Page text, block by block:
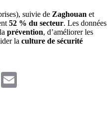
suivie de Zaghouan et
52 % du secteur. Les données
prévention, d’améliorer les
la culture de sécurité
WhatsApp